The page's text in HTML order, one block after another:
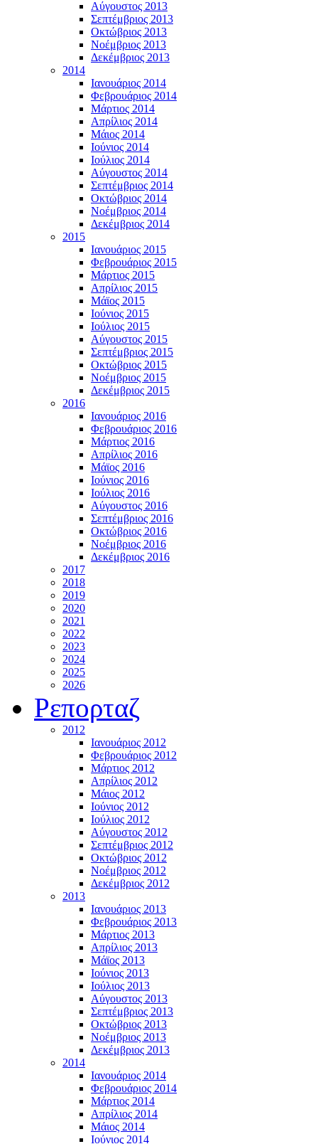
Αύγουστος 2013
Σεπτέμβριος 2013
Οκτώβριος 2013
Νοέμβριος 2013
Δεκέμβριος 2013
2014
Ιανουάριος 2014
Φεβρουάριος 2014
Μάρτιος 2014
Απρίλιος 2014
Μάιος 2014
Ιούνιος 2014
Ιούλιος 2014
Αύγουστος 2014
Σεπτέμβριος 2014
Οκτώβριος 2014
Νοέμβριος 2014
Δεκέμβριος 2014
2015
Ιανουάριος 2015
Φεβρουάριος 2015
Μάρτιος 2015
Απρίλιος 2015
Μάϊος 2015
Ιούνιος 2015
Ιούλιος 2015
Αύγουστος 2015
Σεπτέμβριος 2015
Οκτώβριος 2015
Νοέμβριος 2015
Δεκέμβριος 2015
2016
Ιανουάριος 2016
Φεβρουάριος 2016
Μάρτιος 2016
Απρίλιος 2016
Μάϊος 2016
Ιούνιος 2016
Ιούλιος 2016
Αύγουστος 2016
Σεπτέμβριος 2016
Οκτώβριος 2016
Νοέμβριος 2016
Δεκέμβριος 2016
2017
2018
2019
2020
2021
2022
2023
2024
2025
2026
Ρεπορταζ
2012
Ιανουάριος 2012
Φεβρουάριος 2012
Μάρτιος 2012
Απρίλιος 2012
Μάιος 2012
Ιούνιος 2012
Ιούλιος 2012
Αύγουστος 2012
Σεπτέμβριος 2012
Οκτώβριος 2012
Νοέμβριος 2012
Δεκέμβριος 2012
2013
Ιανουάριος 2013
Φεβρουάριος 2013
Μάρτιος 2013
Απρίλιος 2013
Μάϊος 2013
Ιούνιος 2013
Ιούλιος 2013
Αύγουστος 2013
Σεπτέμβριος 2013
Οκτώβριος 2013
Νοέμβριος 2013
Δεκέμβριος 2013
2014
Ιανουάριος 2014
Φεβρουάριος 2014
Μάρτιος 2014
Απρίλιος 2014
Μάιος 2014
Ιούνιος 2014